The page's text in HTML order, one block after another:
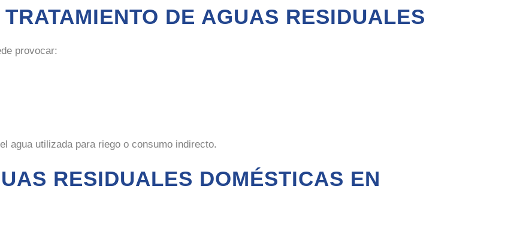
DE AGUAS RESIDUALES
provocar:
agua utilizada para riego o consumo indirecto.
RESIDUALES DOMÉSTICAS EN